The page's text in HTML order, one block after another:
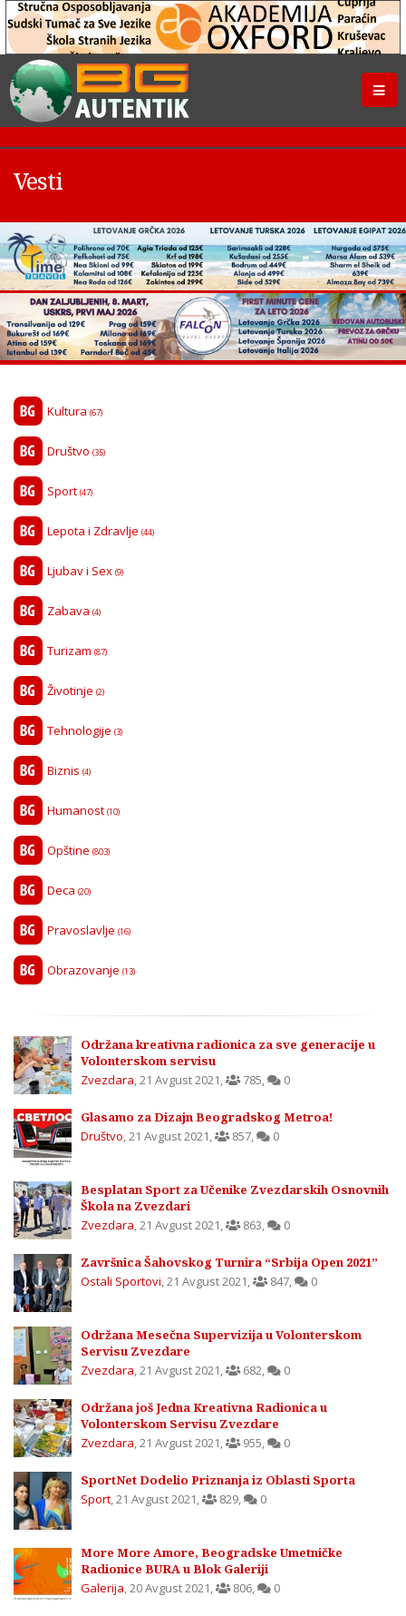
Vesti
Kultura (67)
Društvo (35)
Sport (47)
Lepota i Zdravlje (44)
Ljubav i Sex (9)
Zabava (4)
Turizam (87)
Životinje (2)
Tehnologije (3)
Biznis (4)
Humanost (10)
Opštine (803)
Deca (20)
Pravoslavlje (16)
Obrazovanje (13)
Održana kreativna radionica za sve generacije u
Volonterskom servisu
Zvezdara,21 Avgust 2021, 785, 0
Glasamo za Dizajn Beogradskog Metroa!
Društvo,21 Avgust 2021, 857, 0
Besplatan Sport za Učenike Zvezdarskih Osnovnih
Škola na Zvezdari
Zvezdara,21 Avgust 2021, 863, 0
Završnica Šahovskog Turnira “Srbija Open 2021”
Ostali Sportovi,21 Avgust 2021, 847, 0
Održana Mesečna Supervizija u Volonterskom
Servisu Zvezdare
Zvezdara,21 Avgust 2021, 682, 0
Održana još Jedna Kreativna Radionica u
Volonterskom Servisu Zvezdare
Zvezdara,21 Avgust 2021, 955, 0
SportNet Dodelio Priznanja iz Oblasti Sporta
Sport,21 Avgust 2021, 829, 0
More More Amore, Beogradske Umetničke
Radionice BURA u Blok Galeriji
Galerija,20 Avgust 2021, 806, 0